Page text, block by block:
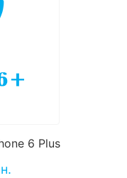
6 Plus